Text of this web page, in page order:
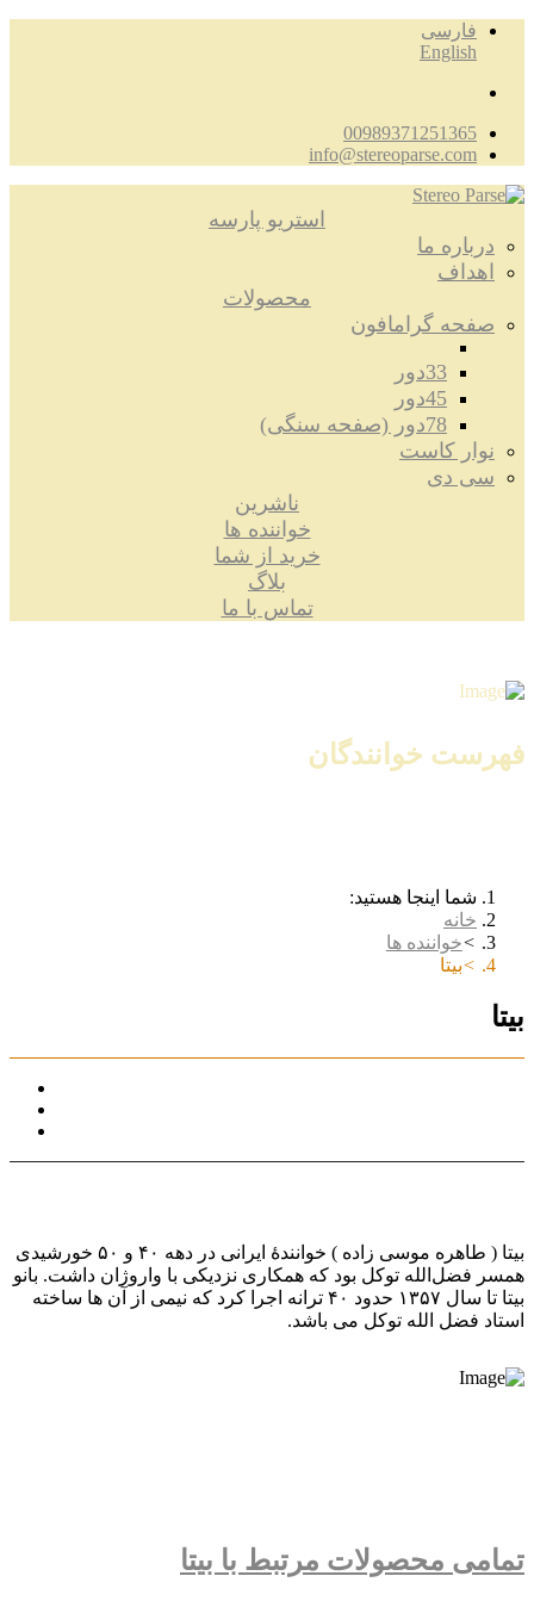
فارسی
English
00989371251365
info@stereoparse.com
استریو پارسه
درباره ما
اهداف
محصولات
صفحه گرامافون
33دور
45دور
78دور (صفحه سنگی)
نوار کاست
سی دی
ناشرین
خواننده ها
خرید از شما
بلاگ
تماس با ما
فهرست خوانندگان
شما اینجا هستید:
خانه
خواننده ها
بیتا
بیتا
بیتا ( طاهره موسی زاده ) خوانندهٔ ایرانی در دهه ۴۰ و ۵۰ خورشیدی
همسر فضل‌الله توکل بود که همکاری نزدیکی با واروژان داشت. بانو
بیتا تا سال ۱۳۵۷ حدود ۴۰ ترانه اجرا کرد که نیمی از آن ها ساخته
استاد فضل الله توکل می باشد.
تمامی محصولات مرتبط با بیتا